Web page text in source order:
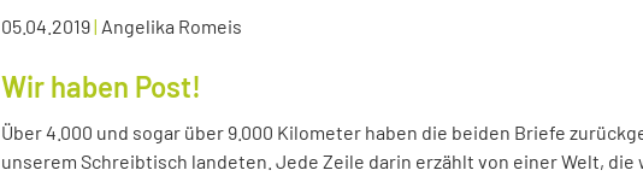
05.04.2019| Angelika Romeis
Wir haben Post!
Über 4.000 und sogar über 9.000 Kilometer haben die beiden Briefe
unserem Schreibtisch landeten. Jede Zeile darin erzählt von einer Welt,